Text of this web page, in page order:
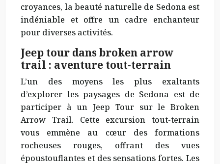
croyances, la beauté naturelle de Sedona est
indéniable et offre un cadre enchanteur
pour diverses activités.
Jeep tour dans broken arrow
trail : aventure tout-terrain
L’un des moyens les plus exaltants
d’explorer les paysages de Sedona est de
participer à un Jeep Tour sur le Broken
Arrow Trail. Cette excursion tout-terrain
vous emmène au cœur des formations
rocheuses rouges, offrant des vues
époustouflantes et des sensations fortes. Les